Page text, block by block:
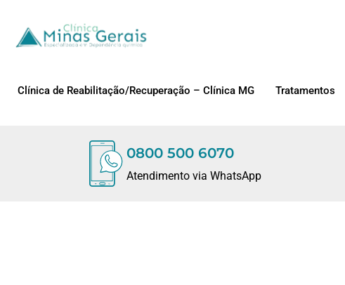
Clínica de Reabilitação/Recuperação – Clínica MG Tratamentos
0800 500 6070
Atendimento via WhatsApp